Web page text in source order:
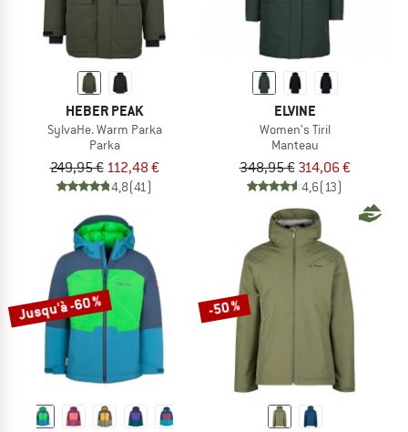
HEBER PEAK
SylvaHe. Warm Parka
Parka
249,95 € 112,48 €
4,8(41)
ELVINE
Women's Tiril
Manteau
348,95 € 314,06 €
4,6(13)
Jusqu'à -60 % -50 %